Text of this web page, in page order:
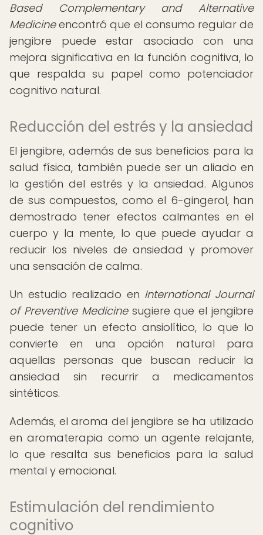
Based Complementary and Alternative
Medicineencontró que el consumo regular de
jengibre puede estar asociado con una
mejora significativa en la función cognitiva, lo
que respalda su papel como potenciador
cognitivo natural.
Reducción del estrés y la ansiedad
El jengibre, además de sus beneficios para la
salud física, también puede ser un aliado en
la gestión del estrés y la ansiedad. Algunos
de sus compuestos, como el 6-gingerol, han
demostrado tener efectos calmantes en el
cuerpo y la mente, lo que puede ayudar a
reducir los niveles de ansiedad y promover
una sensación de calma.
Un estudio realizado en International Journal
of Preventive Medicinesugiere que el jengibre
puede tener un efecto ansiolítico, lo que lo
convierte en una opción natural para
aquellas personas que buscan reducir la
ansiedad sin recurrir a medicamentos
sintéticos.
Además, el aroma del jengibre se ha utilizado
en aromaterapia como un agente relajante,
lo que resalta sus beneficios para la salud
mental y emocional.
Estimulación del rendimiento
cognitivo